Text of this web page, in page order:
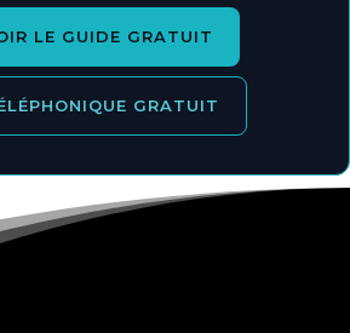
LE GUIDE GRATUIT
GRATUIT